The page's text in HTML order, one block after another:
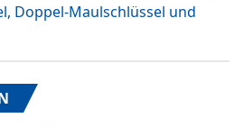
Doppel-Maulschlüssel und